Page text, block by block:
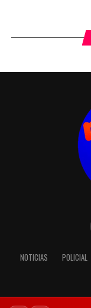
NOTICIAS POLICIAL